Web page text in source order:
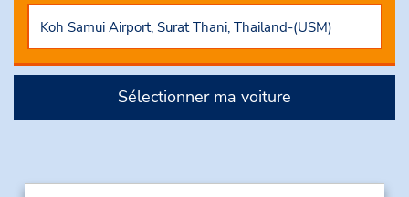
Sélectionner ma voiture